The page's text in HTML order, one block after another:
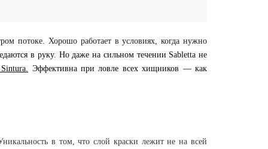
потоке. Хорошо работает в условиях, когда нужно
в руку. Но даже на сильном течении Sabletta не
Эффективна при ловле всех хищников — как
в том, что слой краски лежит не на всей